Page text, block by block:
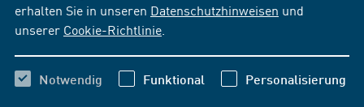
erhalten Sie in unseren Datenschutzhinweisen und
unserer Cookie-Richtlinie
Notwendig Funktional Personalisierung